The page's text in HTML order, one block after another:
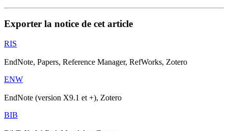
Exporter la notice de cet article
RIS
EndNote, Papers, Reference Manager, RefWorks, Zotero
ENW
EndNote (version X9.1 et +), Zotero
BIB